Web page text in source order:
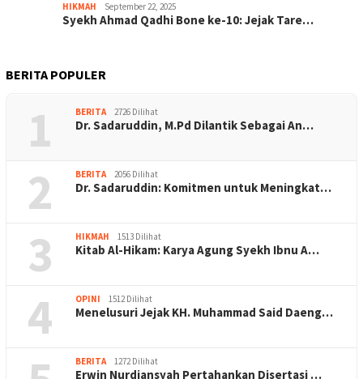
HIKMAH September 22, 2025
Syekh Ahmad Qadhi Bone ke-10: Jejak Tare…
BERITA POPULER
1 BERITA 2726 Dilihat
Dr. Sadaruddin, M.Pd Dilantik Sebagai An…
2 BERITA 2056 Dilihat
Dr. Sadaruddin: Komitmen untuk Meningkat…
3 HIKMAH 1513 Dilihat
Kitab Al-Hikam: Karya Agung Syekh Ibnu A…
4 OPINI 1512 Dilihat
Menelusuri Jejak KH. Muhammad Said Daeng…
BERITA 1272 Dilihat
Erwin Nurdiansyah Pertahankan Disertasi …